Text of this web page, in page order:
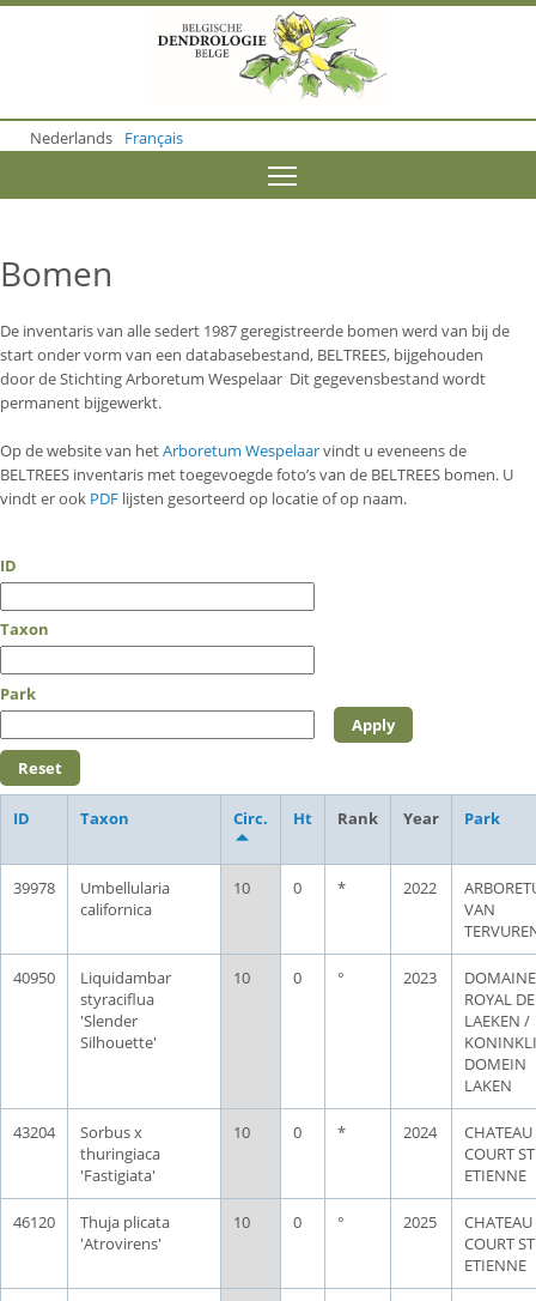
o
m
n
n
t
Nederlands Français
Bomen
De inventaris van alle sedert 1987 geregistreerde bomen werd van bij de
start onder vorm van een databasebestand, BELTREES, bijgehouden
door de Stichting Arboretum Wespelaar Dit gegevensbestand wordt
permanent bijgewerkt.
Op de website van hetArboretum Wespelaarvindt u eveneens de
BELTREES inventaris met toegevoegde foto’s van de BELTREES bomen. U
vindt er ook PDF lijsten gesorteerd op locatie of op naam.
ID
Taxon
Park
ID Taxon Circ. Ht Rank Year Park
39978
Umbellularia
californica
10 0 * 2022
VAN
40950
Liquidambar
styraciflua
'Slender
Silhouette'
10 0 ° 2023
DOMAINE
ROYAL DE
LAEKEN /
DOMEIN
LAKEN
43204
Sorbus x
thuringiaca
'Fastigiata'
10 0 * 2024
CHATEAU
COURT ST
ETIENNE
46120
Thuja plicata
'Atrovirens'
10 0 ° 2025
CHATEAU
COURT ST
ETIENNE